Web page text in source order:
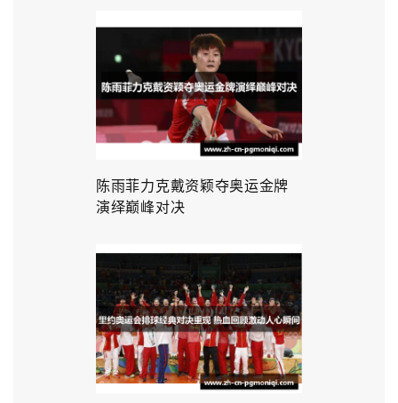
陈雨菲力克戴资颖夺奥运金牌
演绎巅峰对决